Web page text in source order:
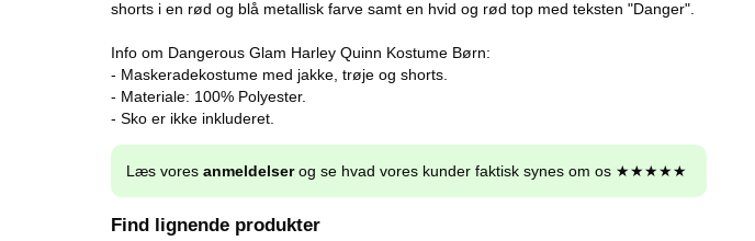
shorts i en rød og blå metallisk farve samt en hvid og rød top med teksten "Danger".
Info om Dangerous Glam Harley Quinn Kostume Børn:
- Maskeradekostume med jakke, trøje og shorts.
- Materiale: 100% Polyester.
- Sko er ikke inkluderet.
Læs vores anmeldelserog se hvad vores kunder faktisk synes om os ★★★★★
Find lignende produkter